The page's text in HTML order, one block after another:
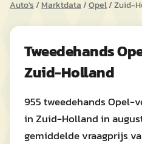
Auto's/Marktdata/Opel/Zuid-
Tweedehands
Zuid-Holland
955 tweedehands Opel-
in Zuid-Holland in
gemiddelde vraagprijs